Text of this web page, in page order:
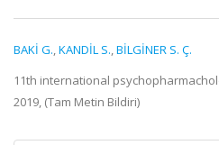
BAKİ G.,KANDİL S.,BİLGİNER S. Ç.
11th international
2019, (Tam Metin Bildiri)